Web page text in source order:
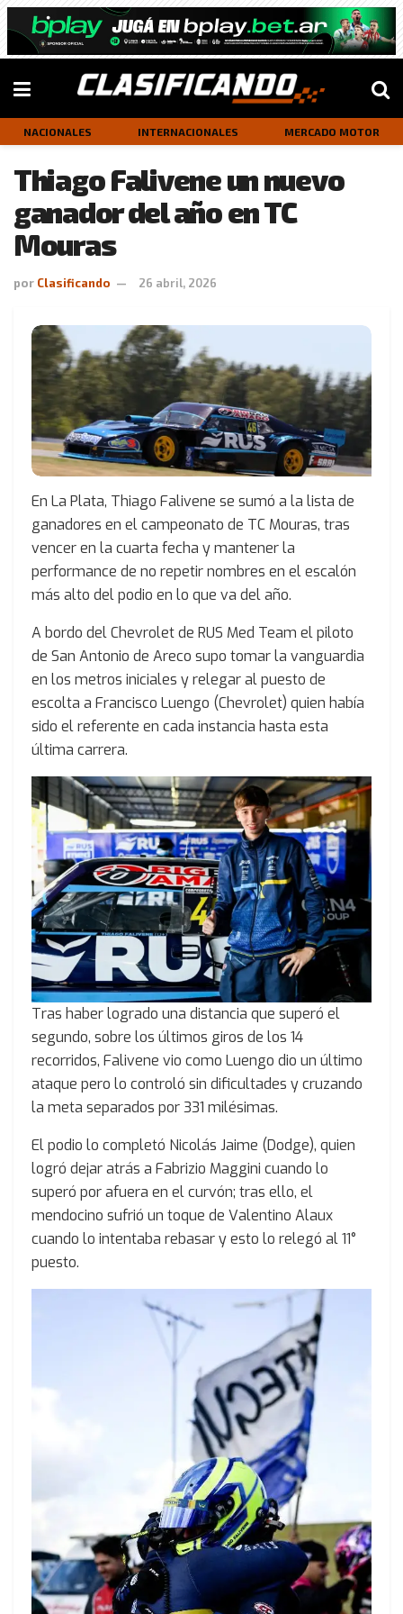
NACIONALES INTERNACIONALES MERCADO MOTOR
Thiago Falivene un nuevo
ganador del año en TC
Mouras
por Clasificando 26 abril, 2026
En La Plata, Thiago Falivene se sumó a la lista de
ganadores en el campeonato de TC Mouras, tras
vencer en la cuarta fecha y mantener la
performance de no repetir nombres en el escalón
más alto del podio en lo que va del año.
A bordo del Chevrolet de RUS Med Team el piloto
de San Antonio de Areco supo tomar la vanguardia
en los metros iniciales y relegar al puesto de
escolta a Francisco Luengo (Chevrolet) quien había
sido el referente en cada instancia hasta esta
última carrera.
Tras haber logrado una distancia que superó el
segundo, sobre los últimos giros de los 14
recorridos, Falivene vio como Luengo dio un último
ataque pero lo controló sin dificultades y cruzando
la meta separados por 331 milésimas.
El podio lo completó Nicolás Jaime (Dodge), quien
logró dejar atrás a Fabrizio Maggini cuando lo
superó por afuera en el curvón; tras ello, el
mendocino sufrió un toque de Valentino Alaux
cuando lo intentaba rebasar y esto lo relegó al 11°
puesto.